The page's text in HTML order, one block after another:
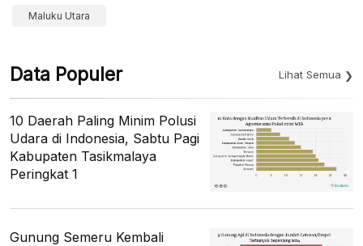
Maluku Utara
Data Populer Lihat Semua
10 Daerah Paling Minim Polusi
Udara di Indonesia, Sabtu Pagi
Kabupaten Tasikmalaya
Peringkat 1
Gunung Semeru Kembali